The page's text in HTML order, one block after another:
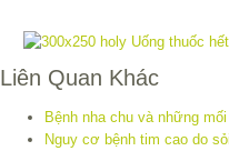
Liên Quan Khác
Bệnh nha chu và những
Nguy cơ bệnh tim cao do